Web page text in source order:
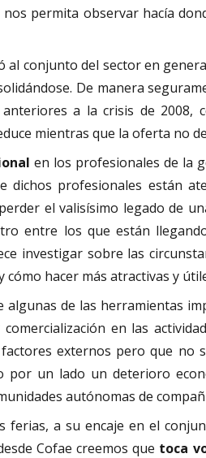
permita observar hacía
conjunto del sector en
De manera
a la crisis de 2008,
mientras que la oferta no
en los profesionales de la
profesionales están
el valisísimo legado de
entre los que están
investigar sobre las
hacer más atractivas y
algunas de las herramientas
en las
externos pero que no
un lado un deterioro
autónomas de
ferias, a su encaje en el
Cofae creemos que toca